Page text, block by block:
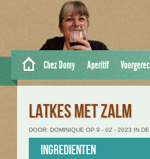
Chez Domy Aperitif
LATKES MET ZALM
DOOR: DOMINIQUE OP 9 - 02 - 2023 IN
Ingredienten